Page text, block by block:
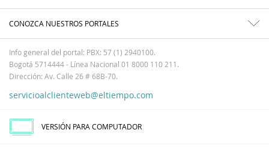
CONOZCA NUESTROS PORTALES
Info general del portal: PBX: 57 (1) 2940100.
Bogotá 5714444 - Línea Nacional 01 8000 110 211.
Dirección: Av. Calle 26 # 68B-70.
servicioalclienteweb@eltiempo.com
VERSIÓN PARA COMPUTADOR